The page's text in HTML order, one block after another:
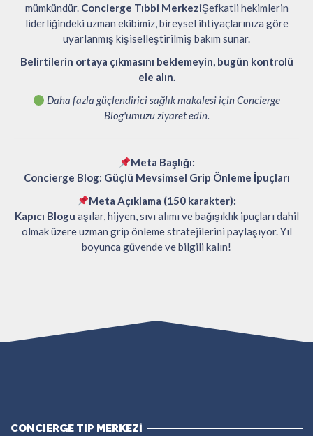
mümkündür. Concierge Tıbbi MerkeziŞefkatli hekimlerin
liderliğindeki uzman ekibimiz, bireysel ihtiyaçlarınıza göre
uyarlanmış kişiselleştirilmiş bakım sunar.
Belirtilerin ortaya çıkmasını beklemeyin, bugün kontrolü
ele alın.
Daha fazla güçlendirici sağlık makalesi için Concierge
Blog'umuzu ziyaret edin.
Meta Başlığı:
Concierge Blog: Güçlü Mevsimsel Grip Önleme İpuçları
Meta Açıklama (150 karakter):
Kapıcı Blogu aşılar, hijyen, sıvı alımı ve bağışıklık ipuçları dahil
olmak üzere uzman grip önleme stratejilerini paylaşıyor. Yıl
boyunca güvende ve bilgili kalın!
CONCIERGE TIP MERKEZİ